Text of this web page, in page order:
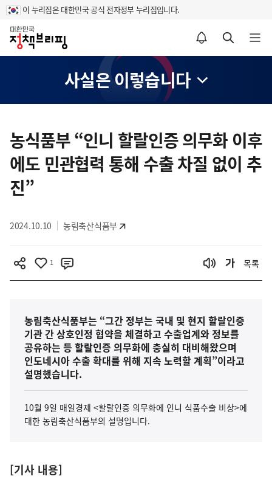
이 누리집은 대한민국 공식 전자정부 누리집입니다.
홈
알림설정 바로가기 검색 바로가기 메뉴 열기
사실은 이렇습니다
텐
츠
영
역
농식품부 “인니 할랄인증 의무화 이후
에도 민관협력 통해 수출 차질 없이 추
진”
2024.10.10 농림축산식품부
1 목록
농림축산식품부는 “그간 정부는 국내 및 현지 할랄인증
기관 간 상호인정 협약을 체결하고 수출업계와 정보를
공유하는 등 할랄인증 의무화에 충실히 대비해왔으며
인도네시아 수출 확대를 위해 지속 노력할 계획”이라고
설명했습니다.
10월 9일 매일경제 <할랄인증 의무화에 인니 식품수출 비상>에
대한 농림축산식품부의 설명입니다.
[기사 내용]